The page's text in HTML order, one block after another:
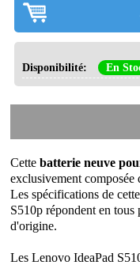
Disponibilité: En
Cettebatterie neuve
exclusivement
Les spécifications de
S510p répondent en
d'origine.
Les Lenovo IdeaPad